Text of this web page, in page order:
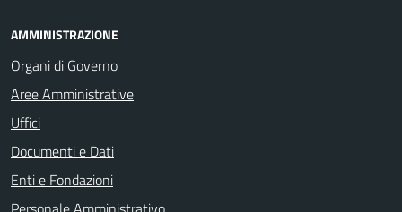
AMMINISTRAZIONE
Organi di Governo
Aree Amministrative
Uffici
Documenti e Dati
Enti e Fondazioni